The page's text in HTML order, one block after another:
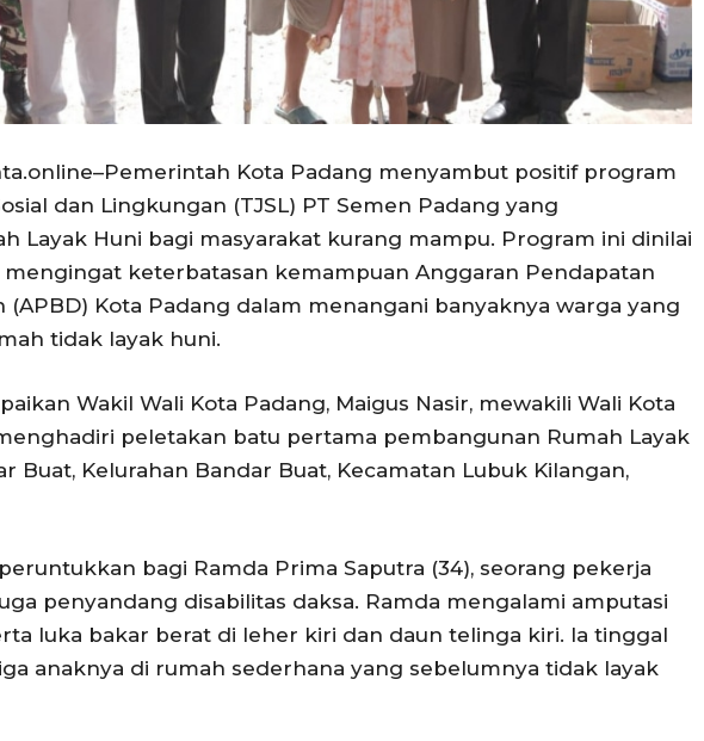
Kota Padang menyambut positif program
dan Lingkungan (TJSL) PT Semen Padang yang
Layak Huni bagi masyarakat kurang mampu. Program ini dinilai
keterbatasan kemampuan Anggaran Pendapatan
(APBD) Kota Padang dalam menangani banyaknya warga yang
tidak layak huni.
Wakil Wali Kota Padang, Maigus Nasir, mewakili Wali Kota
peletakan batu pertama pembangunan Rumah Layak
Buat, Kelurahan Bandar Buat, Kecamatan Lubuk Kilangan,
bagi Ramda Prima Saputra (34), seorang pekerja
penyandang disabilitas daksa. Ramda mengalami amputasi
luka bakar berat di leher kiri dan daun telinga kiri. Ia tinggal
anaknya di rumah sederhana yang sebelumnya tidak layak